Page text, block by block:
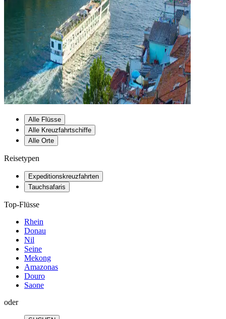
Alle Flüsse
Alle Kreuzfahrtschiffe
Alle Orte
Reisetypen
Expeditionskreuzfahrten
Tauchsafaris
Top-Flüsse
Rhein
Donau
Nil
Seine
Mekong
Amazonas
Douro
Saone
oder